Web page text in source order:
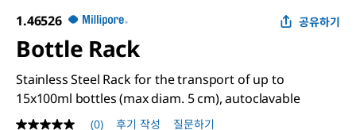
1.46526 공유하기
Bottle Rack
Stainless Steel Rack for the transport of up to
15x100ml bottles (max diam. 5 cm), autoclavable
(0) 후기 작성
질문하기